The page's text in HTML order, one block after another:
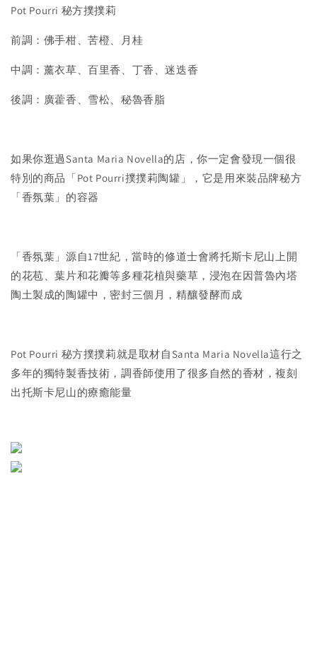
Pot Pourri 秘方撲撲莉
前調：佛手柑、苦橙、月桂
中調：薰衣草、百里香、丁香、迷迭香
後調：廣藿香、雪松、秘魯香脂
如果你逛過Santa Maria Novella的店，你一定會發現一個很
特別的商品「Pot Pourri撲撲莉陶罐」，它是用來裝品牌秘方
「香氛葉」的容器
「香氛葉」源自17世紀，當時的修道士會將托斯卡尼山上開
的花苞、葉片和花瓣等多種花植與藥草，浸泡在因普魯內塔
陶土製成的陶罐中，密封三個月，精釀發酵而成
Pot Pourri 秘方撲撲莉就是取材自Santa Maria Novella這行之
多年的獨特製香技術，調香師使用了很多自然的香材，複刻
出托斯卡尼山的療癒能量